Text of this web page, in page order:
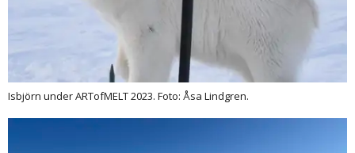
Isbjörn under ARTofMELT 2023. Foto: Åsa Lindgren.